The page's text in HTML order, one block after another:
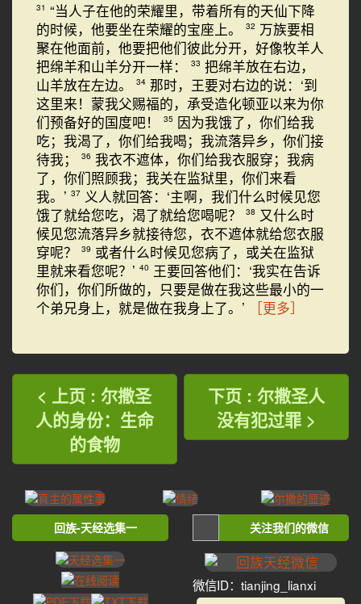
31 “当人子在他的荣耀里，带着所有的天仙下降
的时候，他要坐在荣耀的宝座上。
32 万族要相
聚在他面前，他要把他们彼此分开，好像牧羊人
把绵羊和山羊分开一样：
33 把绵羊放在右边，
山羊放在左边。
34 那时，王要对右边的说：‘到
这里来！蒙我父赐福的，承受造化顿亚以来为你
们预备好的国度吧！
35 因为我饿了，你们给我
吃；我渴了，你们给我喝；我流落异乡，你们接
待我；
36 我衣不遮体，你们给我衣服穿；我病
了，你们照顾我；我关在监狱里，你们来看
我。’ 37 义人就回答：‘主啊，我们什么时候见您
饿了就给您吃，渴了就给您喝呢？
38 又什么时
候见您流落异乡就接待您，衣不遮体就给您衣服
穿呢？
39 或者什么时候见您病了，或关在监狱
里就来看您呢？’ 40 王要回答他们：‘我实在告诉
你们，你们所做的，只要是做在我这些最小的一
个弟兄身上，就是做在我身上了。’
［更多］
< 上页 : 尔撒圣
人的身份：生命
的食物
下页 : 尔撒圣人
没有犯过罪 >
回族-天经选集一 关注我们的微信
微信ID：tianjing_lianxi